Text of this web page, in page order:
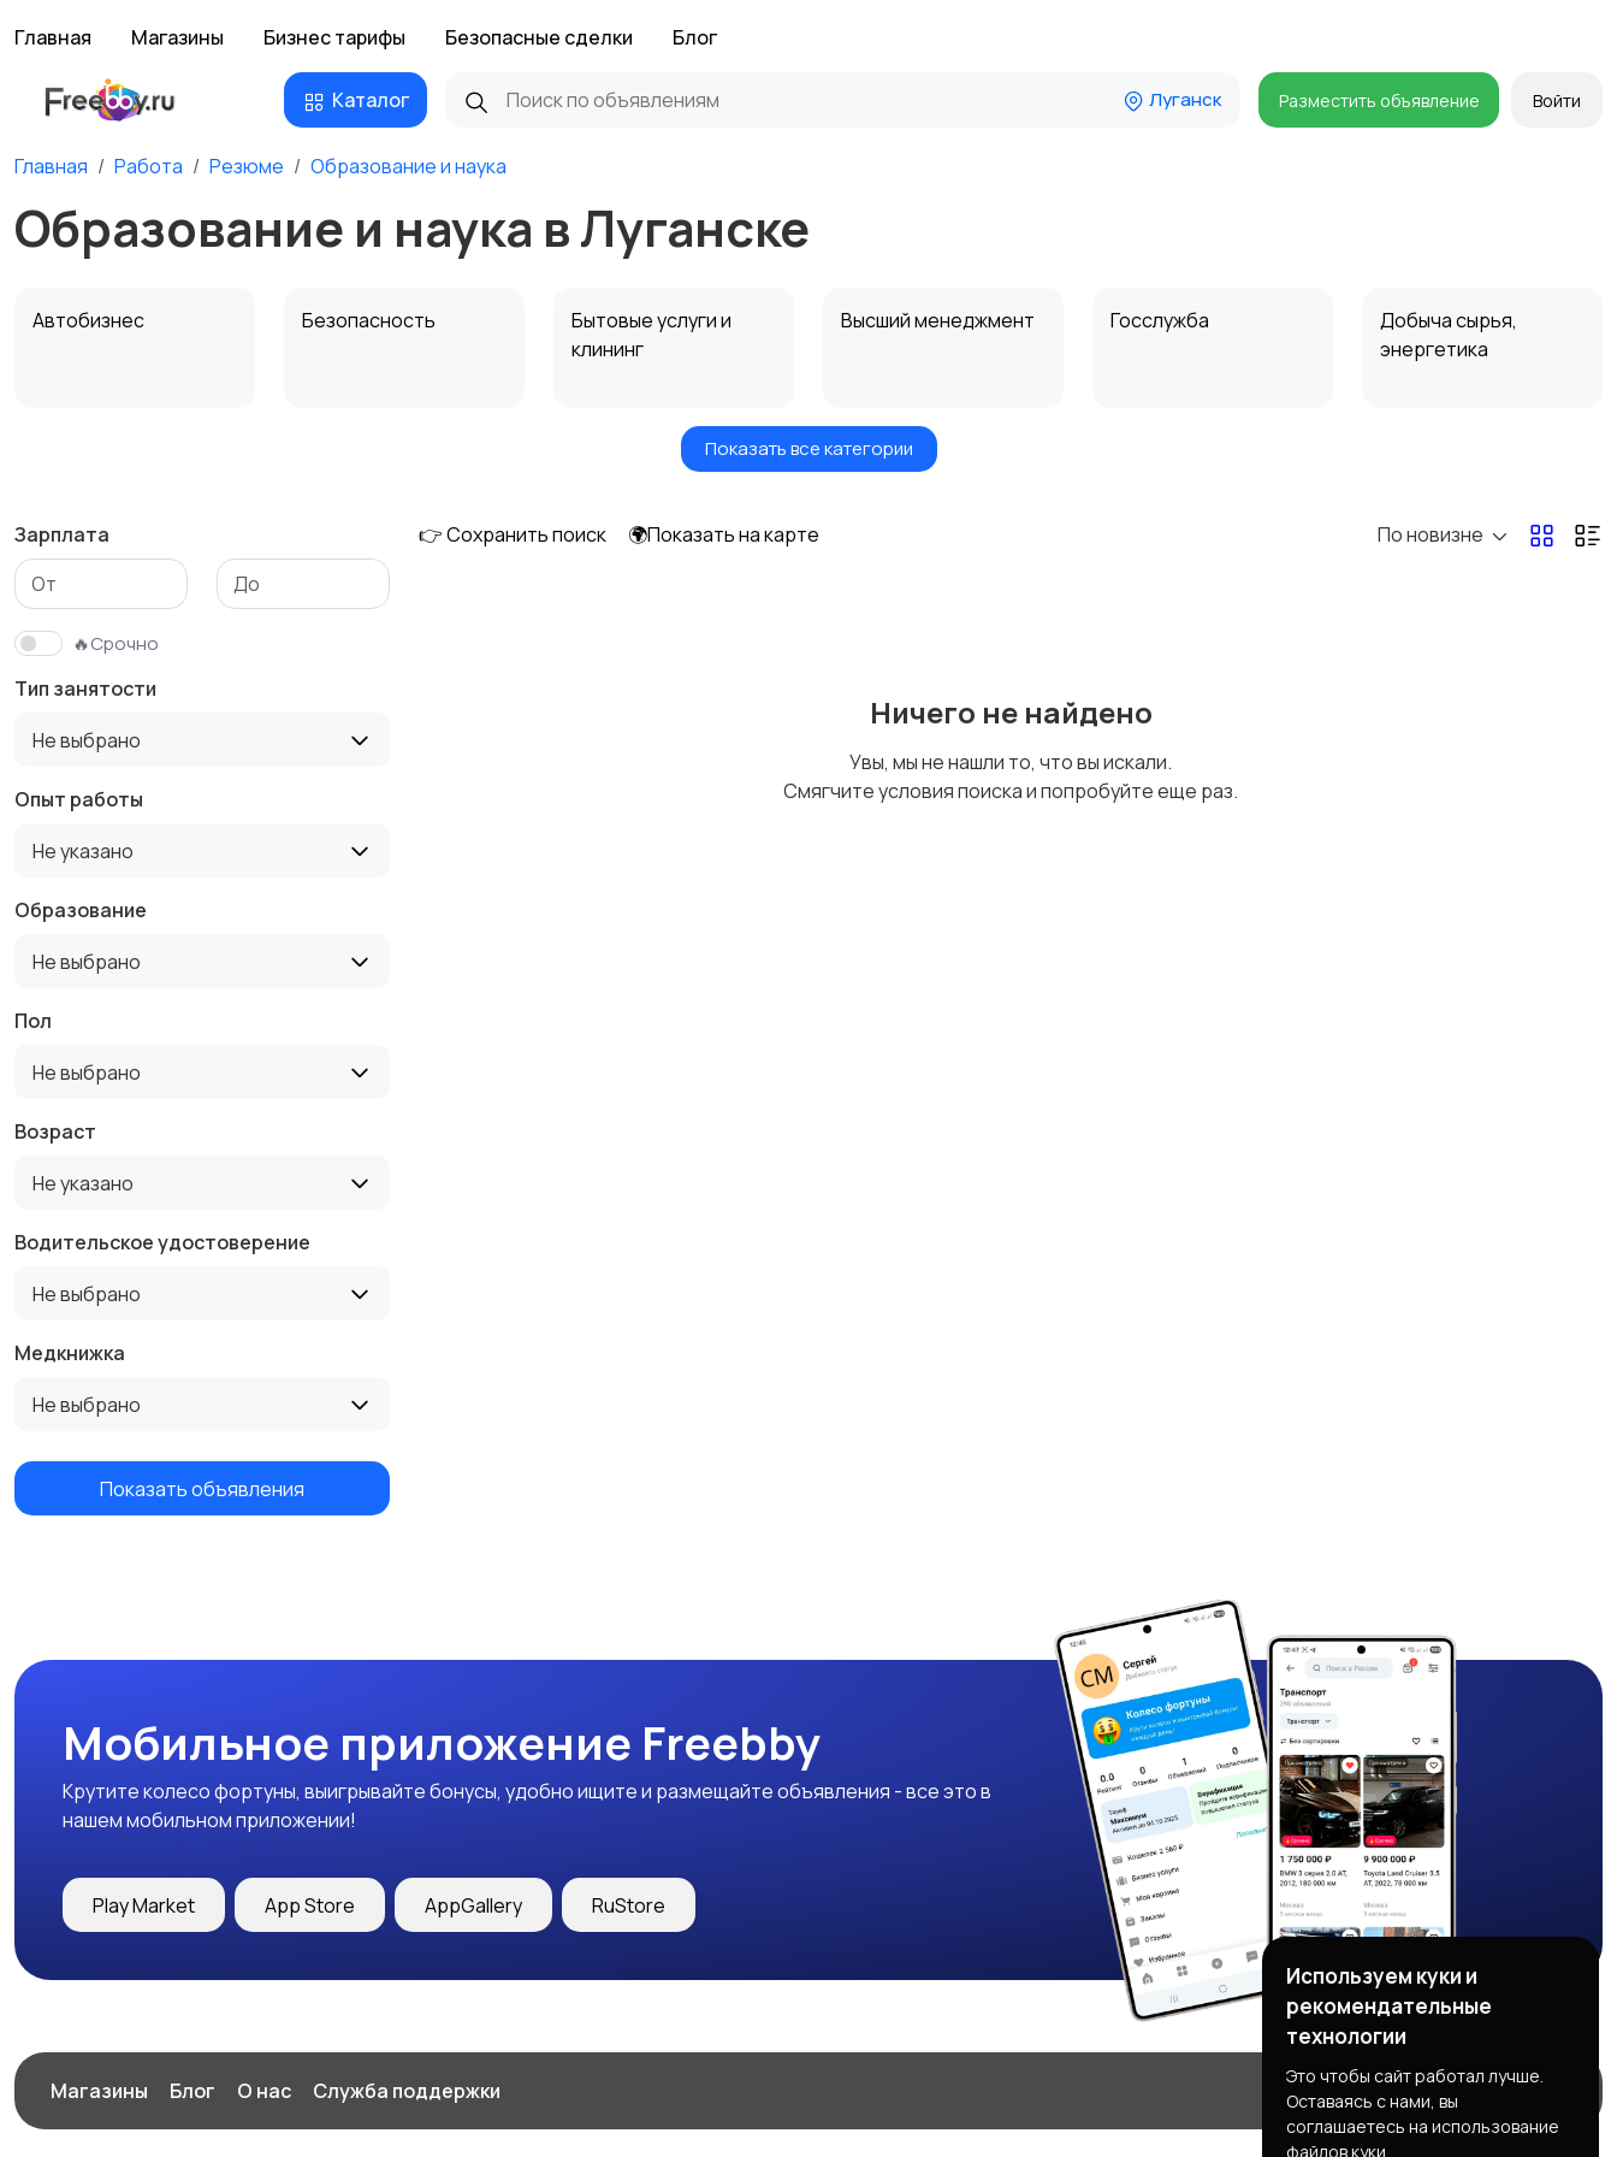
Главная Магазины Бизнес тарифы Безопасные сделки Блог
Каталог Луганск Разместить объявление Войти
Главная Работа Резюме Образование и наука
Образование и наука в Луганске
Автобизнес Безопасность
Бытовые услуги и
клининг
Высший менеджмент Госслужба
Добыча сырья,
энергетика
Информационные
Искусство и
Медицина Начало карьеры
Производство
Рестораны и
Показать все категории
Зарплата
🔥Срочно
Тип занятости
Не выбрано
Опыт работы
Не указано
Образование
Не выбрано
Пол
Не выбрано
Возраст
Не указано
Водительское удостоверение
Не выбрано
Медкнижка
Не выбрано
Показать объявления
👉 Сохранить поиск 🌍Показать на карте По новизне
Ничего не найдено
Увы, мы не нашли то, что вы искали.
Смягчите условия поиска и попробуйте еще раз.
Мобильное приложение Freebby
Крутите колесо фортуны, выигрывайте бонусы, удобно ищите и размещайте объявления - все это в
нашем мобильном приложении!
Play Market App Store AppGallery RuStore
Магазины Блог О нас Служба поддержки
Используем куки и
рекомендательные
технологии
Это чтобы сайт работал лучше.
Оставаясь с нами, вы
соглашаетесь на использование
файлов куки.